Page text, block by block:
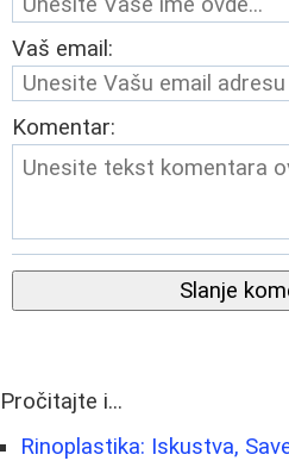
Vaš email:
Komentar:
Slanje
Pročitajte i...
Rinoplastika: Iskustva,